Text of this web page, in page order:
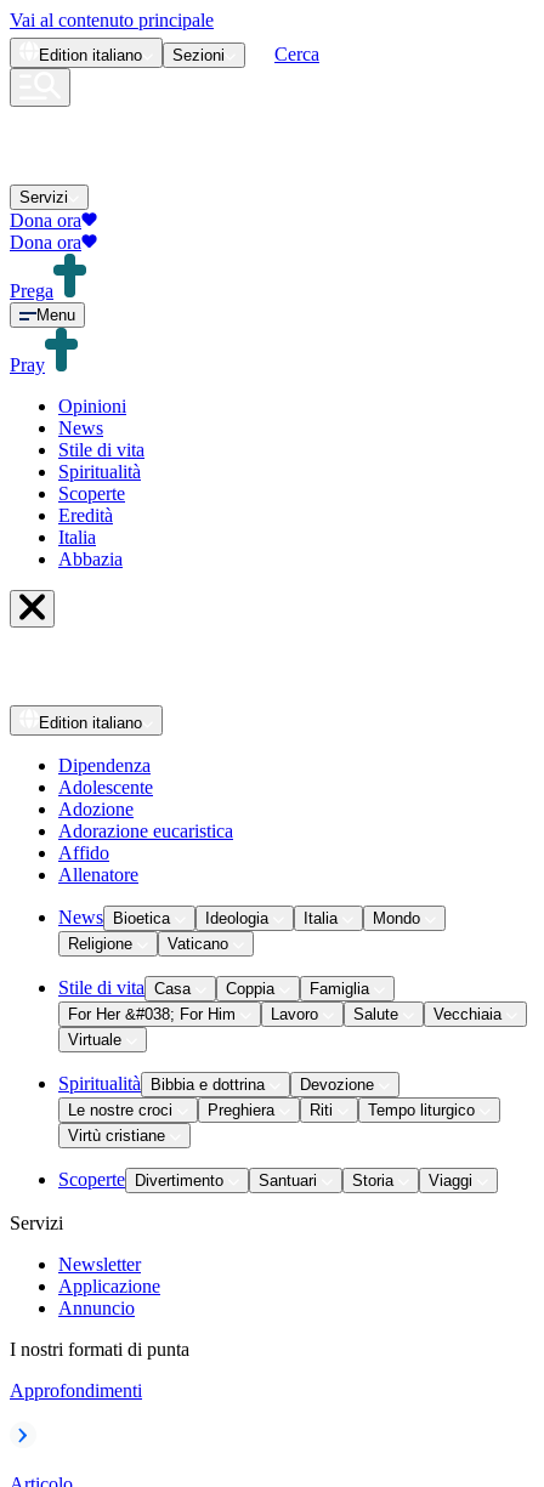
Vai al contenuto principale
Edition italiano Sezioni Cerca
Servizi
Dona ora
Dona ora
Prega
Menu
Pray
Opinioni
News
Stile di vita
Spiritualità
Scoperte
Eredità
Italia
Abbazia
Edition italiano
Dipendenza
Adolescente
Adozione
Adorazione eucaristica
Affido
Allenatore
News Bioetica Ideologia Italia
Mondo
Religione
Vaticano
Stile di vita Casa Coppia
Famiglia
For Her &#038; For Him
Lavoro Salute
Vecchiaia
Virtuale
Spiritualità Bibbia e dottrina
Devozione
Le nostre croci
Preghiera Riti
Tempo liturgico
Virtù cristiane
Scoperte Divertimento Santuari Storia Viaggi
Servizi
Newsletter
Applicazione
Annuncio
I nostri formati di punta
Approfondimenti